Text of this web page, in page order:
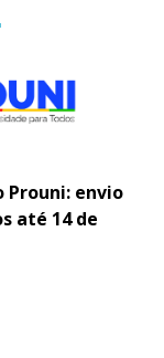
Prouni: envio
até 14 de